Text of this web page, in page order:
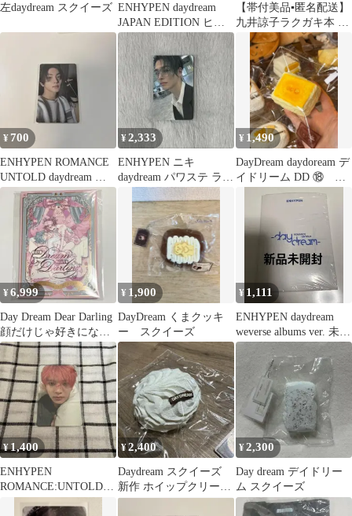
左daydream スクイーズ ENHYPEN daydream
JAPAN EDITION ヒス
ン トレカ
【帯付美品▪️匿名配送】
九井諒子ラクガキ本 デ
イドリーム・アワー
¥ 700
ENHYPEN ROMANCE
UNTOLD daydream ラ
キドロ
¥2,333
ENHYPEN ニキ
daydream パワステ ラキ
ドロ トレカ
¥ 1,490
DayDream daydoream デ
イドリーム DD ⑱ ス
クイーズ
¥6,999
Day Dream Dear Darling
顔だけじゃ好きになり
ません
¥ 1,900
DayDream くまクッキ
ー スクイーズ
¥ 1,111
ENHYPEN daydream
weverse albums ver. 未開
封
¥1,400
ENHYPEN
ROMANCE:UNTOLD
¥2,400
Daydream スクイーズ
新作 ホイップクリーム
巻 蓬松泥
¥2,300
Day dream デイドリー
ム スクイーズ